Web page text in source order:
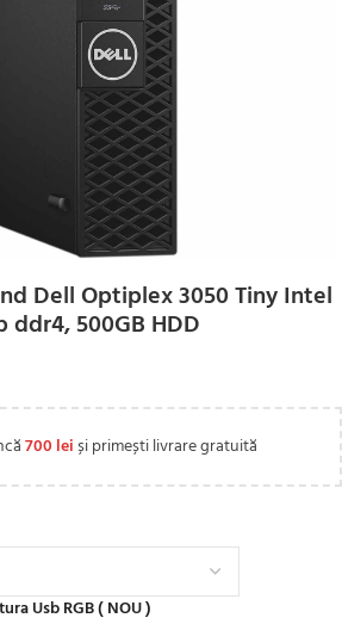
Dell Optiplex 3050 Tiny Intel
ddr4, 500GB HDD
700 leiși primești livrare gratuită
Usb RGB ( NOU )